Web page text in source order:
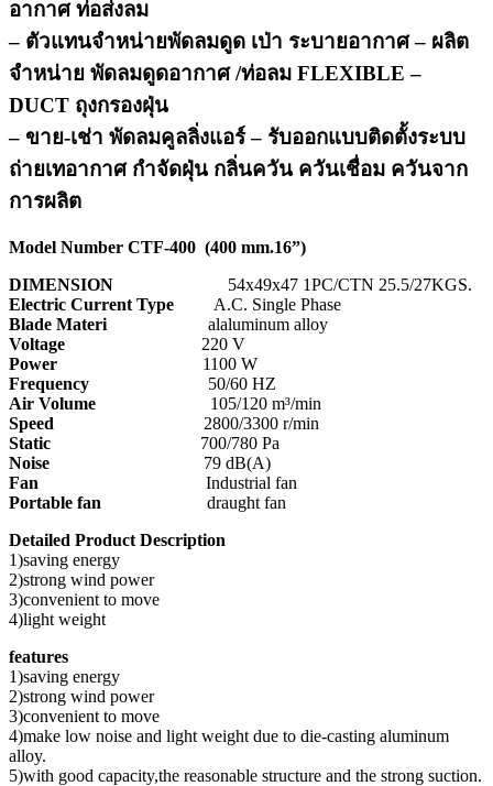
อากาศ ท่อส่งลม
– ตัวแทนจำหน่ายพัดลมดูด เป่า ระบายอากาศ – ผลิต
จำหน่าย พัดลมดูดอากาศ /ท่อลม FLEXIBLE –
DUCT ถุงกรองฝุ่น
– ขาย-เช่า พัดลมคูลลิ่งแอร์ – รับออกแบบติดตั้งระบบ
ถ่ายเทอากาศ กำจัดฝุ่น กลิ่นควัน ควันเชื่อม ควันจาก
การผลิต
Model Number CTF-400 (400 mm.16”)
DIMENSION 54x49x47 1PC/CTN 25.5/27KGS.
Electric Current Type
A.C. Single Phase
Blade Materi alaluminum alloy
Voltage 220 V
Power 1100 W
Frequency 50/60 HZ
Air Volume 105/120 m³/min
Speed 2800/3300 r/min
Static 700/780 Pa
Noise 79 dB(A)
Fan Industrial fan
Portable fan
draught fan
Detailed Product Description
1)saving energy
2)strong wind power
3)convenient to move
4)light weight
features
1)saving energy
2)strong wind power
3)convenient to move
4)make low noise and light weight due to die-casting aluminum
alloy.
5)with good capacity,the reasonable structure and the strong suction.